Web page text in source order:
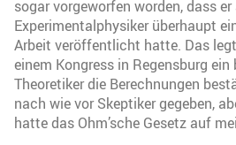
sogar vorgeworfen worden, dass er
Experimentalphysiker überhaupt
Arbeit veröffentlicht hatte. Das
einem Kongress in Regensburg
Theoretiker die Berechnungen
nach wie vor Skeptiker gegeben,
hatte das Ohm’sche Gesetz auf